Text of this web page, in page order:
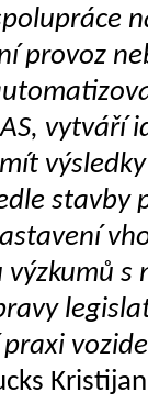
provoz
vytváří
stavby
s